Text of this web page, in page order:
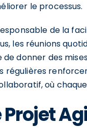
le processus.
de la
les réunions
donner des
où